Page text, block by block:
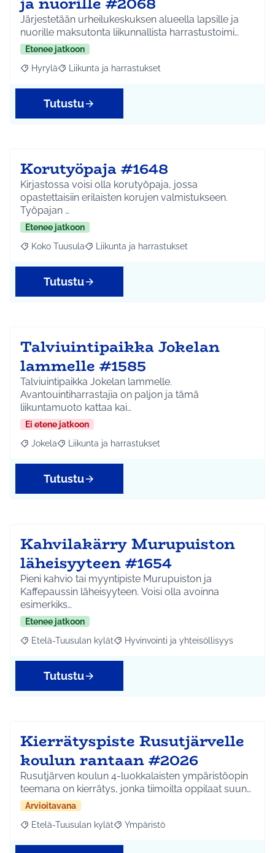
Järjestetään urheilukeskuksen alueella lapsille ja
nuorille maksutonta liikunnallista harrastustoimi…
Etenee jatkoon
Rajaa tulokset aihepiirin mukaan: Hyrylä
Hyrylä Rajaa tulokset teeman mukaan: Liikunta ja
Liikunta ja harrastukset
Tutustu
Korutyöpaja #1648
Kirjastossa voisi olla korutyöpaja, jossa
opastettaisiin erilaisten korujen valmistukseen.
Työpajan …
Etenee jatkoon
Rajaa tulokset aihepiirin mukaan: Koko Tuusula
Koko Tuusula Rajaa tulokset teeman mukaan: Liikunta ja
Liikunta ja harrastukset
Tutustu
Talviuintipaikka Jokelan
lammelle #1585
Talviuintipaikka Jokelan lammelle.
Avantouintiharrastajia on paljon ja tämä
liikuntamuoto kattaa kai…
Ei etene jatkoon
Rajaa tulokset aihepiirin mukaan: Jokela
Jokela Rajaa tulokset teeman mukaan: Liikunta ja
Liikunta ja harrastukset
Tutustu
Kahvilakärry Murupuiston
läheisyyteen #1654
Pieni kahvio tai myyntipiste Murupuiston ja
Kaffepaussin läheisyyteen. Voisi olla avoinna
esimerkiks…
Etenee jatkoon
Rajaa tulokset aihepiirin mukaan: Etelä-Tuusulan kylät
Etelä-Tuusulan kylät Rajaa tulokset teeman mukaan:
Hyvinvointi ja yhteisöllisyys
Tutustu
Kierrätyspiste Rusutjärvelle
koulun rantaan #2026
Rusutjärven koulun 4-luokkalaisten ympäristöopin
teemana on kierrätys, jonka tiimoilta oppilaat suun…
Arvioitavana
Rajaa tulokset aihepiirin mukaan: Etelä-Tuusulan kylät
Etelä-Tuusulan kylät Rajaa tulokset teeman mukaan:
Ympäristö